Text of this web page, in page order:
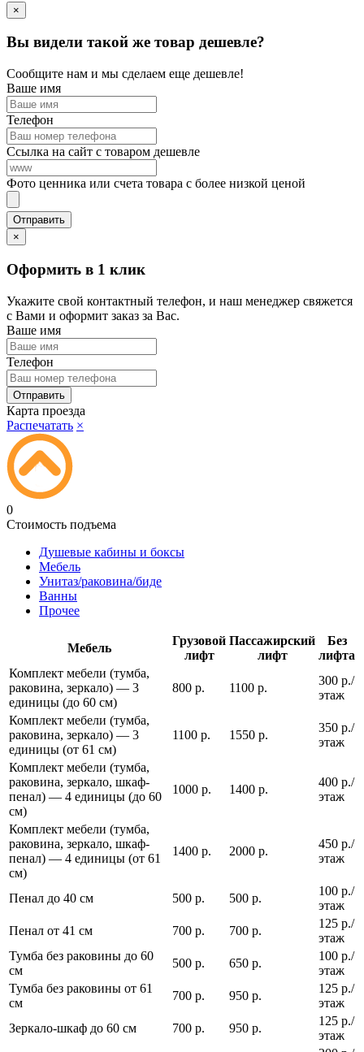
×
Вы видели такой же товар дешевле?
Сообщите нам и мы сделаем еще дешевле!
Ваше имя
Телефон
Ссылка на сайт с товаром дешевле
Фото ценника или счета товара с более низкой ценой
×
Оформить в 1 клик
Укажите свой контактный телефон, и наш менеджер свяжется
с Вами и оформит заказ за Вас.
Ваше имя
Телефон
Карта проезда
Распечатать ×
0
Стоимость подъема
Душевые кабины и боксы
Мебель
Унитаз/раковина/биде
Ванны
Прочее
Мебель
Грузовой
лифт
Пассажирский
лифт
Без
лифта
Комплект мебели (тумба,
раковина, зеркало) — 3
единицы (до 60 см)
800 р. 1100 р.
300 р./
этаж
Комплект мебели (тумба,
раковина, зеркало) — 3
единицы (от 61 см)
1100 р. 1550 р.
350 р./
этаж
Комплект мебели (тумба,
раковина, зеркало, шкаф-
пенал) — 4 единицы (до 60
см)
1000 р. 1400 р.
400 р./
этаж
Комплект мебели (тумба,
раковина, зеркало, шкаф-
пенал) — 4 единицы (от 61
см)
1400 р. 2000 р.
450 р./
этаж
Пенал до 40 см 500 р. 500 р.
100 р./
этаж
Пенал от 41 см
700 р. 700 р.
125 р./
этаж
Тумба без раковины до 60
см
500 р. 650 р.
100 р./
этаж
Тумба без раковины от 61
см
700 р. 950 р.
125 р./
этаж
Зеркало-шкаф до 60 см
700 р. 950 р.
125 р./
этаж